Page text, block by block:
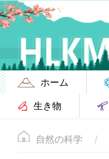
ホーム
生き物
自然の科学